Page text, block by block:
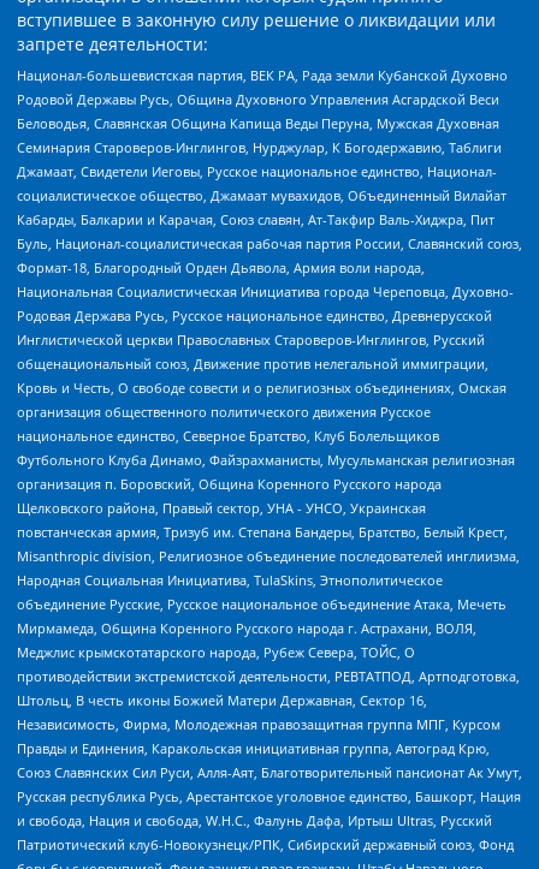
вступившее в законную силу решение о ликвидации или
запрете деятельности:
Национал-большевистская партия, ВЕК РА, Рада земли Кубанской Духовно
Родовой Державы Русь, Община Духовного Управления Асгардской Веси
Беловодья, Славянская Община Капища Веды Перуна, Мужская Духовная
Семинария Староверов-Инглингов, Нурджулар, К Богодержавию, Таблиги
Джамаат, Свидетели Иеговы, Русское национальное единство, Национал-
социалистическое общество, Джамаат мувахидов, Объединенный Вилайат
Кабарды, Балкарии и Карачая, Союз славян, Ат-Такфир Валь-Хиджра, Пит
Буль, Национал-социалистическая рабочая партия России, Славянский союз,
Формат-18, Благородный Орден Дьявола, Армия воли народа,
Национальная Социалистическая Инициатива города Череповца, Духовно-
Родовая Держава Русь, Русское национальное единство, Древнерусской
Инглистической церкви Православных Староверов-Инглингов, Русский
общенациональный союз, Движение против нелегальной иммиграции,
Кровь и Честь, О свободе совести и о религиозных объединениях, Омская
организация общественного политического движения Русское
национальное единство, Северное Братство, Клуб Болельщиков
Футбольного Клуба Динамо, Файзрахманисты, Мусульманская религиозная
организация п. Боровский, Община Коренного Русского народа
Щелковского района, Правый сектор, УНА - УНСО, Украинская
повстанческая армия, Тризуб им. Степана Бандеры, Братство, Белый Крест,
Misanthropic division, Религиозное объединение последователей инглиизма,
Народная Социальная Инициатива, TulaSkins, Этнополитическое
объединение Русские, Русское национальное объединение Атака, Мечеть
Мирмамеда, Община Коренного Русского народа г. Астрахани, ВОЛЯ,
Меджлис крымскотатарского народа, Рубеж Севера, ТОЙС, О
противодействии экстремистской деятельности, РЕВТАТПОД, Артподготовка,
Штольц, В честь иконы Божией Матери Державная, Сектор 16,
Независимость, Фирма, Молодежная правозащитная группа МПГ, Курсом
Правды и Единения, Каракольская инициативная группа, Автоград Крю,
Союз Славянских Сил Руси, Алля-Аят, Благотворительный пансионат Ак Умут,
Русская республика Русь, Арестантское уголовное единство, Башкорт, Нация
и свобода, Нация и свобода, W.H.С., Фалунь Дафа, Иртыш Ultras, Русский
Патриотический клуб-Новокузнецк/РПК, Сибирский державный союз, Фонд